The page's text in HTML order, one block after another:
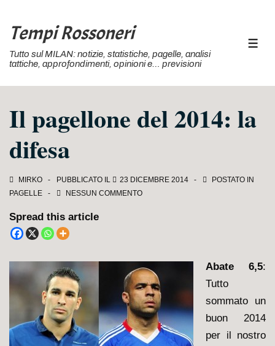
Vai
contenuto
Tempi Rossoneri
Tutto sul MILAN: notizie, statistiche, pagelle, analisi
tattiche, approfondimenti, opinioni e… previsioni
Il pagellone del 2014: la
difesa
MIRKO PUBBLICATO IL 23 DICEMBRE 2014
POSTATO IN
PAGELLE
NESSUN COMMENTO
Spread this article
Abate 6,5:
Tutto
sommato un
buon 2014
per il nostro